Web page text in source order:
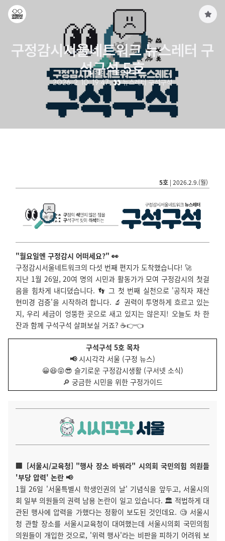
구정감시서울네트워크 뉴스레터 구
석구석 5호
2026. 2. 10. 19:47·👀 뉴스레터 구석구석
5호 | 2026.2.9.(월)
"월요일엔 구정감시 어떠세요?" 👀
구정감시서울네트워크의 다섯 번째 편지가 도착했습니다! 🚀
지난 1월 26일, 20여 명의 시민과 활동가가 모여 구정감시의 첫걸
음을 힘차게 내디뎠습니다. 👣 그 첫 번째 실천으로 '공직자 재산
현미경 검증'을 시작하려 합니다. 🔬 권력이 투명하게 흐르고 있는
지, 우리 세금이 엉뚱한 곳으로 새고 있지는 않은지! 오늘도 차 한
잔과 함께 구석구석 살펴보실 거죠? ☕👉👈
구석구석 5호 목차
📢시시각각 서울 (구정 뉴스)
😀😆😝😎 슬기로운 구정감시생활 (구서넷 소식)
🔎 궁금한 시민을 위한 구정가이드
🏢 [서울시/교육청] "행사 장소 바꿔라" 시의회 국민의힘 의원들
'부당 압력' 논란 📢
1월 26일 '서울특별시 학생인권의 날' 기념식을 앞두고, 서울시의
회 일부 의원들의 권력 남용 논란이 일고 있습니다. 🏛️ 적법하게 대
관된 행사에 압력을 가했다는 정황이 보도된 것인데요. 🧐 서울시
청 관할 장소를 서울시교육청이 대여했는데 서울시의회 국민의힘
의원들이 개입한 것으로, '위력 행사'라는 비판을 피하기 어려워 보
구
기